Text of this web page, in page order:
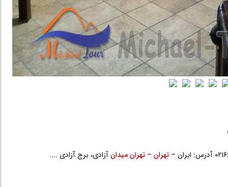
تهران – تهرانمیدانآزادی، برج آزادی ....